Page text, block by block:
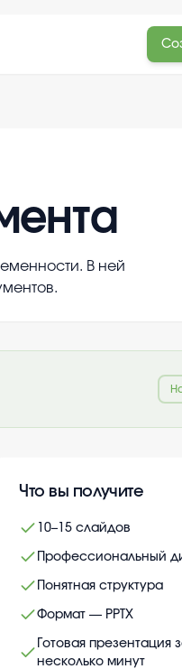
В ней
Что вы получите
10–15 слайдов
Профессиональный
Понятная структура
Формат — PPTX
Готовая презентация
несколько минут